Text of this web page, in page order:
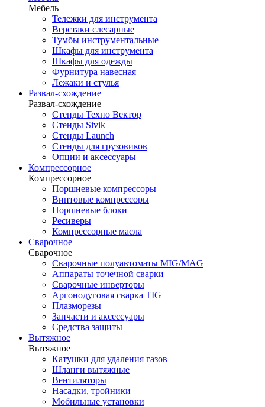
Мебель
Тележки для инструмента
Верстаки слесарные
Тумбы инструментальные
Шкафы для инструмента
Шкафы для одежды
Фурнитура навесная
Лежаки и стулья
Развал-схождение
Развал-схождение
Стенды Техно Вектор
Стенды Sivik
Стенды Launch
Стенды для грузовиков
Опции и аксессуары
Компрессорное
Компрессорное
Поршневые компрессоры
Винтовые компрессоры
Поршневые блоки
Ресиверы
Компрессорные масла
Сварочное
Сварочное
Сварочные полуавтоматы MIG/MAG
Аппараты точечной сварки
Сварочные инверторы
Аргонодуговая сварка TIG
Плазморезы
Запчасти и аксессуары
Средства защиты
Вытяжное
Вытяжное
Катушки для удаления газов
Шланги вытяжные
Вентиляторы
Насадки, тройники
Мобильные установки